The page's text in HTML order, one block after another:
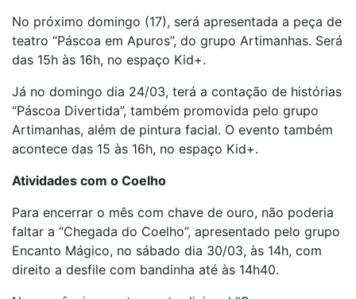
No próximo domingo (17), será apresentada a peça de
teatro “Páscoa em Apuros”, do grupo Artimanhas. Será
das 15h às 16h, no espaço Kid+.
Já no domingo dia 24/03, terá a contação de histórias
“Páscoa Divertida”, também promovida pelo grupo
Artimanhas, além de pintura facial. O evento também
acontece das 15 às 16h, no espaço Kid+.
Atividades com o Coelho
Para encerrar o mês com chave de ouro, não poderia
faltar a “Chegada do Coelho”, apresentado pelo grupo
Encanto Mágico, no sábado dia 30/03, às 14h, com
direito a desfile com bandinha até às 14h40.